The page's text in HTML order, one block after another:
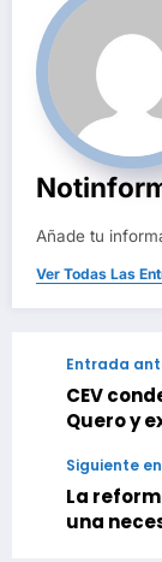
Añade tu
Ver Todas Las
Entrada
CEV
Quero y
Siguiente
La
una